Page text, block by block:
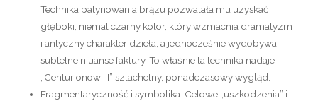
Technika patynowania brązu pozwalała mu uzyskać
głęboki, niemal czarny kolor, który wzmacnia dramatyzm
i antyczny charakter dzieła, a jednocześnie wydobywa
subtelne niuanse faktury. To właśnie ta technika nadaje
„Centurionowi II” szlachetny, ponadczasowy wygląd.
Fragmentaryczność i symbolika: Celowe „uszkodzenia” i